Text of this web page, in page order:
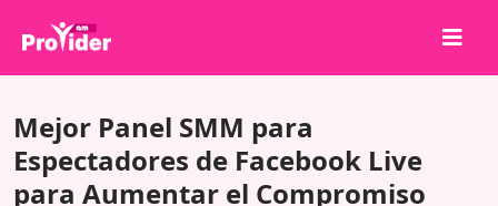
Sobre nosotros
Iniciar sesión
Mejor Panel SMM para
Espectadores de Facebook Live
para Aumentar el Compromiso